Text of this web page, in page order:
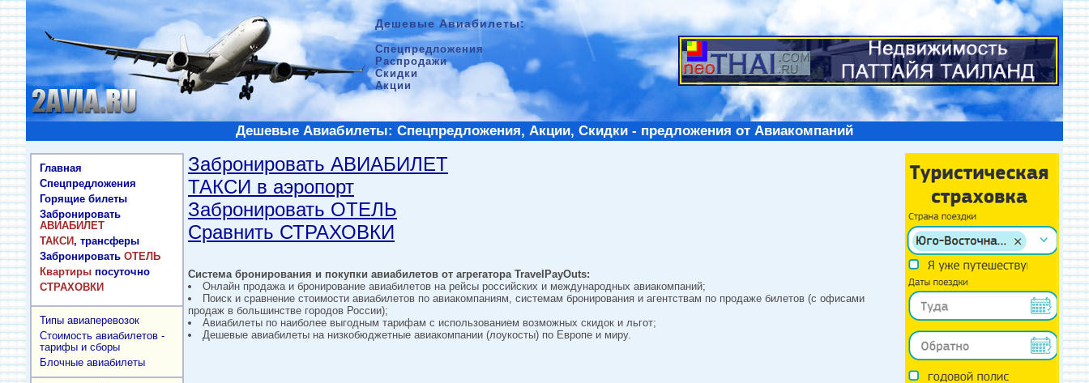
Дешевые Авиабилеты:
Спецпредложения
Распродажи
Скидки
Акции
Дешевые Авиабилеты: Спецпредложения, Акции, Скидки - предложения от Авиакомпаний
Главная
Спецпредложения
Горящие билеты
Забронировать
АВИАБИЛЕТ
ТАКСИ, трансферы
Забронировать ОТЕЛЬ
Квартиры посуточно
СТРАХОВКИ
Типы авиаперевозок
Стоимость авиабилетов -
тарифы и сборы
Блочные авиабилеты
Забронировать АВИАБИЛЕТ
ТАКСИ в аэропорт
Забронировать ОТЕЛЬ
Сравнить СТРАХОВКИ
Система бронирования и покупки авиабилетов от агрегатора TravelPayOuts:
Онлайн продажа и бронирование авиабилетов на рейсы российских и международных авиакомпаний;
Поиск и сравнение стоимости авиабилетов по авиакомпаниям, системам бронирования и агентствам по продаже билетов (с офисами
продаж в большинстве городов России);
Авиабилеты по наиболее выгодным тарифам с использованием возможных скидок и льгот;
Дешевые авиабилеты на низкобюджетные авиакомпании (лоукосты) по Европе и миру.